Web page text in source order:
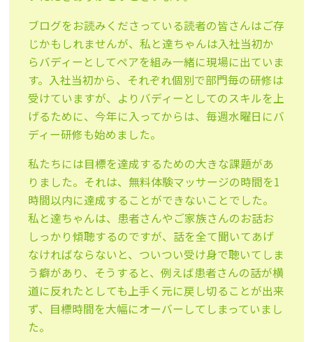
ブログをお読みくださっている読者の皆さんはご存
じかもしれませんが、私と達ちゃんは入社当初か
らバディーとしてペアを組み一緒に現場に出ていま
す。入社当初から、それぞれ個別で部門毎の研修は
受けていますが、よりバディーとしてのスキルを上
げるために、今年に入ってからは、毎週水曜日にバ
ディー研修も始めました。
私たちには目標を達成するための大きな課題があ
りました。それは、無料体験マッサージの時間を1
時間以内に達成することができないことでした。
私と達ちゃんは、患者さんやご家族さんのお話お
しっかり傾聴するのですが、話を全て聞いてあげ
なければならないと、ついつい受け身で聴いてしま
う癖があり、そうすると、例えば患者さんの話が横
道に反れたとしても上手く元に戻し切ることが出来
ず、目標時間を大幅にオーバーしてしまっていまし
た。